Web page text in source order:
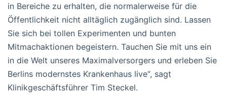
in Bereiche zu erhalten, die normalerweise für die
Öffentlichkeit nicht alltäglich zugänglich sind. Lassen
Sie sich bei tollen Experimenten und bunten
Mitmachaktionen begeistern. Tauchen Sie mit uns ein
in die Welt unseres Maximalversorgers und erleben Sie
Berlins modernstes Krankenhaus live“, sagt
Klinikgeschäftsführer Tim Steckel.